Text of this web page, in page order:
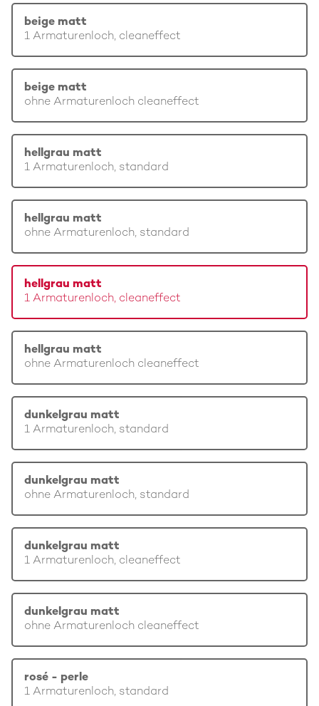
beige matt
1 Armaturenloch, cleaneffect
beige matt
ohne Armaturenloch cleaneffect
hellgrau matt
1 Armaturenloch, standard
hellgrau matt
ohne Armaturenloch, standard
hellgrau matt
1 Armaturenloch, cleaneffect
hellgrau matt
ohne Armaturenloch cleaneffect
dunkelgrau matt
1 Armaturenloch, standard
dunkelgrau matt
ohne Armaturenloch, standard
dunkelgrau matt
1 Armaturenloch, cleaneffect
dunkelgrau matt
ohne Armaturenloch cleaneffect
rosé - perle
1 Armaturenloch, standard